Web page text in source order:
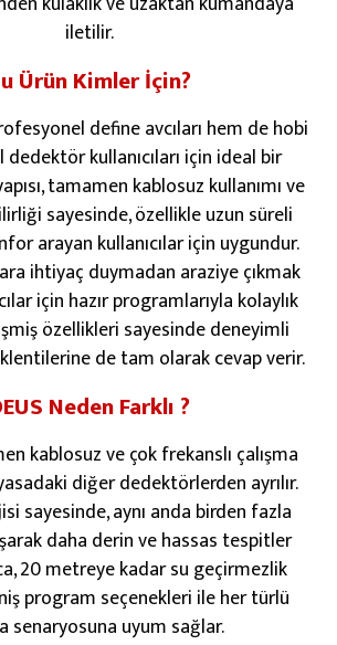
iletilir.
Ürün Kimler İçin?
define avcıları hem de hobi
kullanıcıları için ideal bir
tamamen kablosuz kullanımı ve
sayesinde, özellikle uzun süreli
arayan kullanıcılar için uygundur.
ihtiyaç duymadan araziye çıkmak
için hazır programlarıyla kolaylık
özellikleri sayesinde deneyimli
de tam olarak cevap verir.
Neden Farklı ?
kablosuz ve çok frekanslı çalışma
diğer dedektörlerden ayrılır.
sayesinde, aynı anda birden fazla
daha derin ve hassas tespitler
20 metreye kadar su geçirmezlik
program seçenekleri ile her türlü
senaryosuna uyum sağlar.